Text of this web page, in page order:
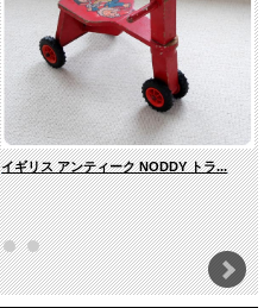
イギリス アンティーク NODDY トラ...